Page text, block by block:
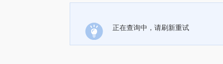
正在查询中，请刷新重试